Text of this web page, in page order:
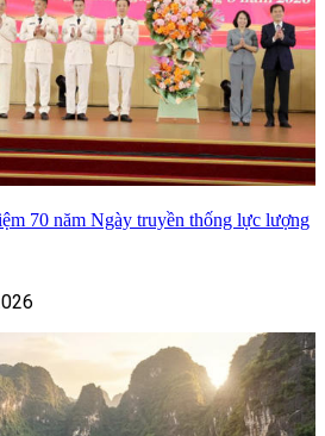
70 năm Ngày truyền thống lực lượng